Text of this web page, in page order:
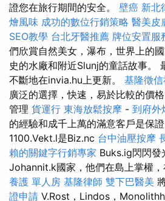
證您在旅行期間的安全。 壁癌 新北
燴風味 成功的數位行銷策略 醫美皮
SEO教學 台北牙醫推薦 牌位安置服
們欣賞自然美女，瀑布，世界上的
史的水廠和附近Slunj的童話故事。
不斷地在invia.hu上更新。 基隆徵信
廣泛的選擇，快速，易於比較的價
管理 貨運行 東海放鬆按摩 - 到府外
的經驗和成千上萬的滿意客戶是保證
1100.Vekt.l是Biz.nc 台中油壓按摩
賴的關鍵字行銷專家 Buks.ig閃閃發
Johannit.k國家，他們在島上掌權
養護 單人房 基隆律師 雙下巴醫美
證申請 V.Rost，Lindos，